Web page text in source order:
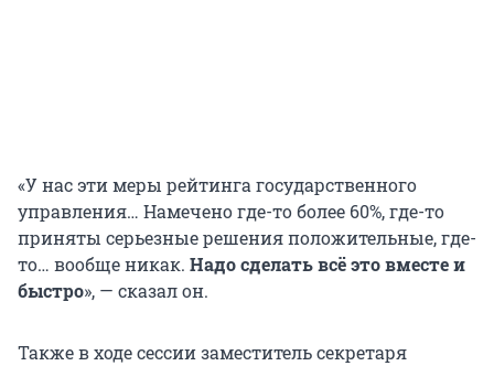
«У нас эти меры рейтинга государственного
управления… Намечено где-то более 60%, где-то
приняты серьезные решения положительные, где-
то… вообще никак. Надо сделать всё это вместе и
быстро», — сказал он.
Также в ходе сессии заместитель секретаря